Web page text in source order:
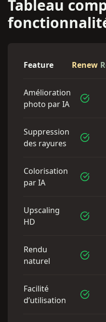
Tableau
Feature Renew
Amélioration
photo par IA
Suppression
des rayures
Colorisation
par IA
Upscaling
HD
Rendu
naturel
Facilité
d’utilisation